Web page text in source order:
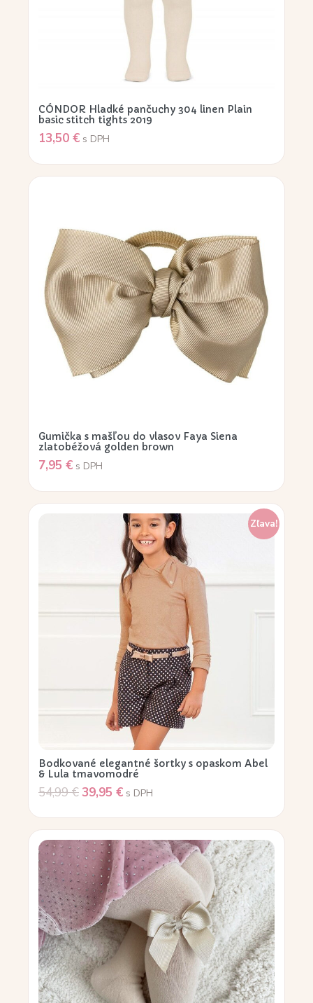
CÓNDOR Hladké pančuchy 304 linen Plain
basic stitch tights 2019
13,50 € s DPH
Gumička s mašľou do vlasov Faya Siena
zlatobéžová golden brown
7,95 € s DPH
Zľava!
Bodkované elegantné šortky s opaskom Abel
& Lula tmavomodré
54,99€ 39,95 € s DPH